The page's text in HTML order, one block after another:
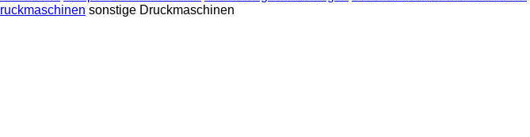
sonstige Druckmaschinen